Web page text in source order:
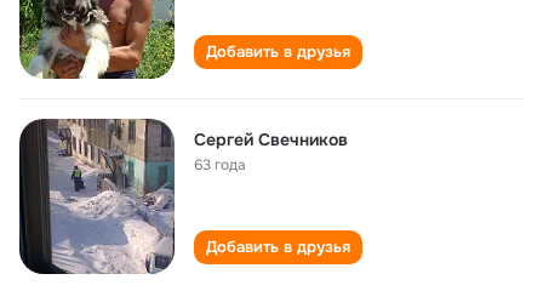
Добавить в друзья
Сергей Свечников
63 года
Добавить в друзья